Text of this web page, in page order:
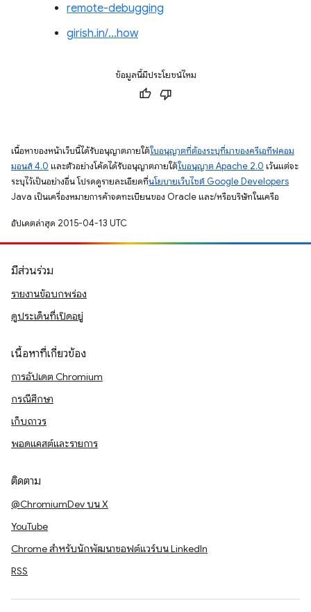
remote-debugging
girish.in/…how
ข้อมูลนี้มีประโยชน์ไหม
เนื้อหาของหน้าเว็บนี้ได้รับอนุญาตภายใต้ใบอนุญาตที่ต้องระบุที่มาของครีเอทีฟคอม
มอนส์ 4.0 และตัวอย่างโค้ดได้รับอนุญาตภายใต้ใบอนุญาต Apache 2.0 เว้นแต่จะ
ระบุไว้เป็นอย่างอื่น โปรดดูรายละเอียดที่นโยบายเว็บไซต์ Google Developers
Java เป็นเครื่องหมายการค้าจดทะเบียนของ Oracle และ/หรือบริษัทในเครือ
อัปเดตล่าสุด 2015-04-13 UTC
มีส่วนร่วม
รายงานข้อบกพร่อง
ดูประเด็นที่เปิดอยู่
เนื้อหาที่เกี่ยวข้อง
การอัปเดต Chromium
กรณีศึกษา
เก็บถาวร
พอดแคสต์และรายการ
ติดตาม
@ChromiumDev บน X
YouTube
Chrome สำหรับนักพัฒนาซอฟต์แวร์บน LinkedIn
RSS